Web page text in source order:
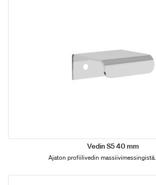
Vedin S5 40 mm
Ajaton profiilivedin massiivimessingistä.